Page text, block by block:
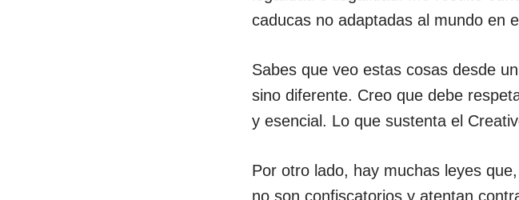
caducas no adaptadas al mundo en
Sabes que veo estas cosas desde
sino diferente. Creo que debe
y esencial. Lo que sustenta el
Por otro lado, hay muchas leyes
no son confiscatorios y atentan